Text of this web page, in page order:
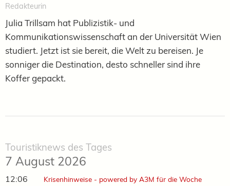
Redakteurin
Julia Trillsam hat Publizistik- und
Kommunikationswissenschaft an der Universität Wien
studiert. Jetzt ist sie bereit, die Welt zu bereisen. Je
sonniger die Destination, desto schneller sind ihre
Koffer gepackt.
Touristiknews des Tages
7 August 2026
12:06
Krisenhinweise - powered by A3M für die Woche